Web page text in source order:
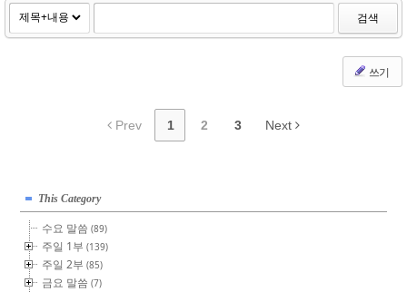
검색
쓰기
Prev 1 2 3 Next
This Category
수요 말씀(89)
주일 1부(139)
주일 2부(85)
금요 말씀(7)